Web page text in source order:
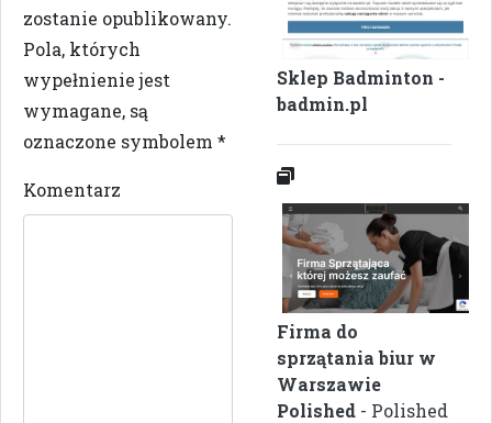
zostanie opublikowany.
Pola, których
wypełnienie jest
wymagane, są
oznaczone symbolem *
Komentarz
Sklep Badminton -
badmin.pl
Firma do
sprzątania biur w
Warszawie
Polished - Polished